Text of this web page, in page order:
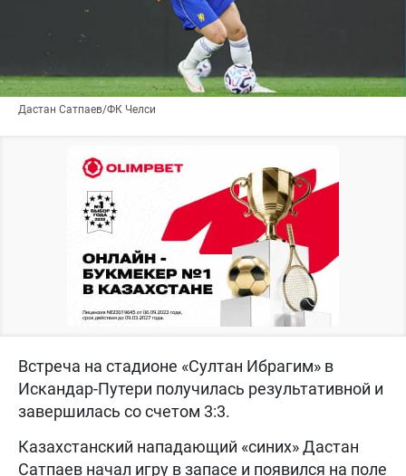
Дастан Сатпаев/ФК Челси
Встреча на стадионе «Султан Ибрагим» в
Искандар-Путери получилась результативной и
завершилась со счетом 3:3.
Казахстанский нападающий «синих» Дастан
Сатпаев начал игру в запасе и появился на поле